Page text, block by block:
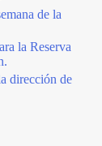
de la
la Reserva
dirección de